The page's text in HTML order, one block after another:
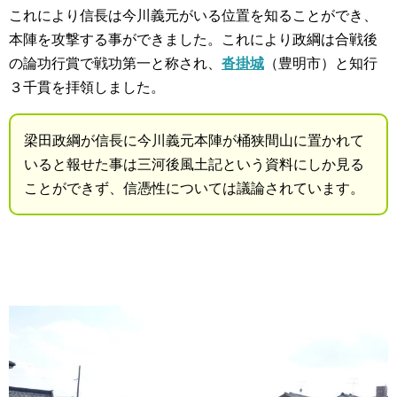
これにより信長は今川義元がいる位置を知ることができ、
本陣を攻撃する事ができました。これにより政綱は合戦後
の論功行賞で戦功第一と称され、 沓掛城 （豊明市）と知行
３千貫を拝領しました。
梁田政綱が信長に今川義元本陣が桶狭間山に置かれて
いると報せた事は三河後風土記という資料にしか見る
ことができず、信憑性については議論されています。